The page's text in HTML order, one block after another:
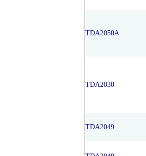
TDA2050A
TDA2030
TDA2049